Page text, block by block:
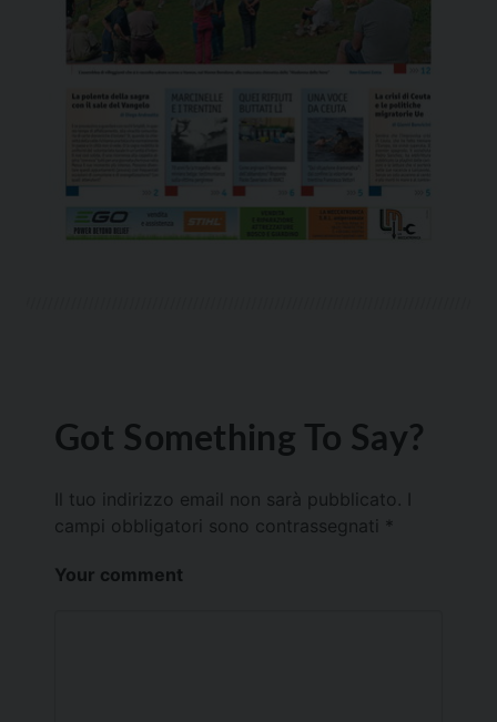
Got Something To Say?
Il tuo indirizzo email non sarà pubblicato.
campi obbligatori sono contrassegnati *
Your comment